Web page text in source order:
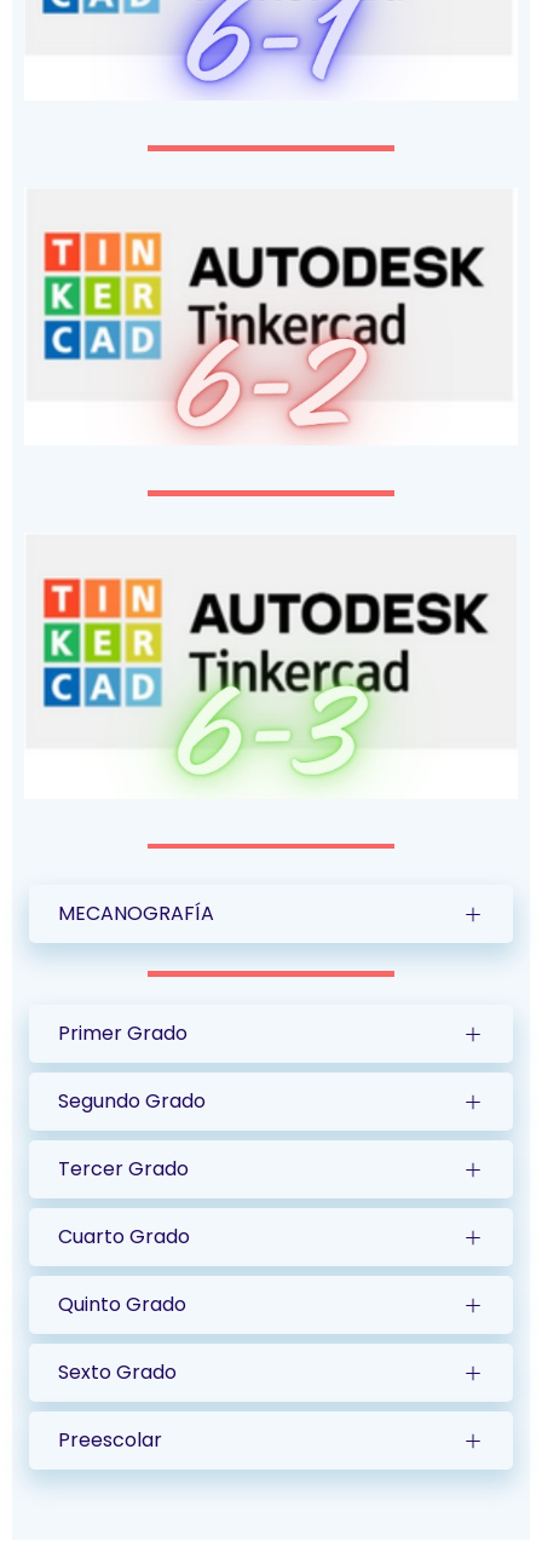
MECANOGRAFÍA
Primer Grado
Segundo Grado
Tercer Grado
Cuarto Grado
Quinto Grado
Sexto Grado
Preescolar